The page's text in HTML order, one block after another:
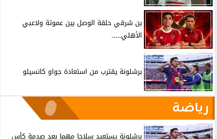
بن شرقي حلقة الوصل بين عموتة ولاعبي
الأهلي.....
برشلونة يقترب من استعادة جواو كانسيلو
رياضة
برشلونة يستعيد سلاحا مهما بعد صدمة كأس